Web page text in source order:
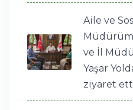
Aile ve
ve İl
Yaşar
ziyaret